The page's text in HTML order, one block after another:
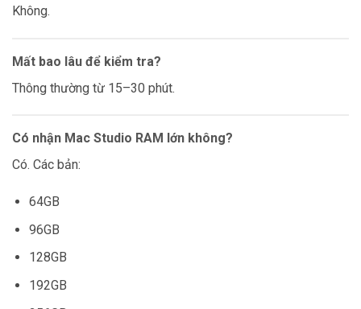
Không.
Mất bao lâu để kiểm tra?
Thông thường từ 15–30 phút.
Có nhận Mac Studio RAM lớn không?
Có. Các bản:
64GB
96GB
128GB
192GB